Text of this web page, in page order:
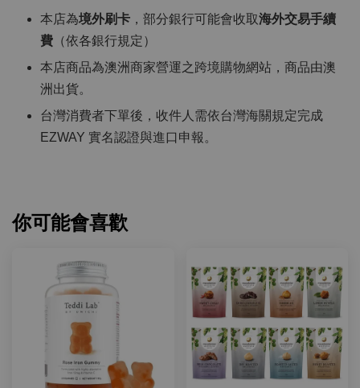
本店為境外刷卡 ，部分銀行可能會收取海外交易手續
費 （依各銀行規定）
本店商品為澳洲商家營運之跨境購物網站，商品由澳
洲出貨。
台灣消費者下單後，收件人需依台灣海關規定完成
EZWAY 實名認證與進口申報。
你可能會喜歡